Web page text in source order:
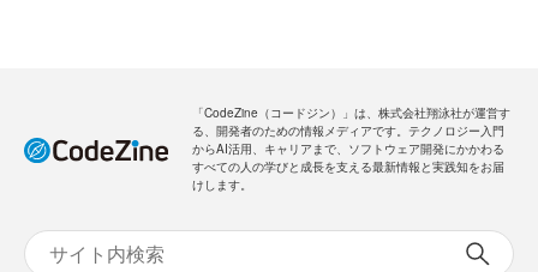
「CodeZine（コードジン）」は、株式会社翔泳社が運営す
る、開発者のための情報メディアです。テクノロジー入門
からAI活用、キャリアまで、ソフトウェア開発にかかわる
すべての人の学びと成長を支える最新情報と実践知をお届
けします。